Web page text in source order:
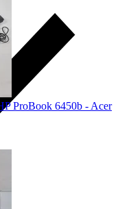
ProBook 6450b - Acer